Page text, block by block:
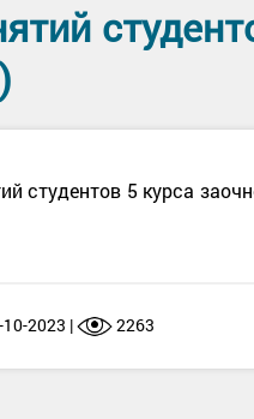
студентов 5 курса
2023 | 2263